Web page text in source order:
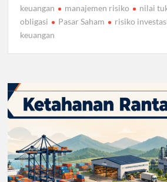
keuangan
manajemen risiko
nilai
obligasi
Pasar Saham risiko
keuangan